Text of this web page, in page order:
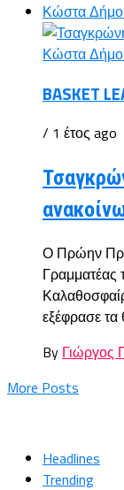
BASKET
/ 1 έτος ago
Ο Πρώην
Γραμματέας
εξέφρασε τα
By Γιώργος
More Posts
Headlines
Trending